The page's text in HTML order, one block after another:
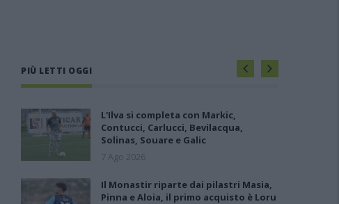
PIÙ LETTI OGGI
L'Ilva si completa con Markic,
Contucci, Carlucci, Bevilacqua,
Solinas, Souare e Galic
7 Ago 2026
Il Monastir riparte dai pilastri Masia,
Pinna e Aloia, il primo acquisto è Loru